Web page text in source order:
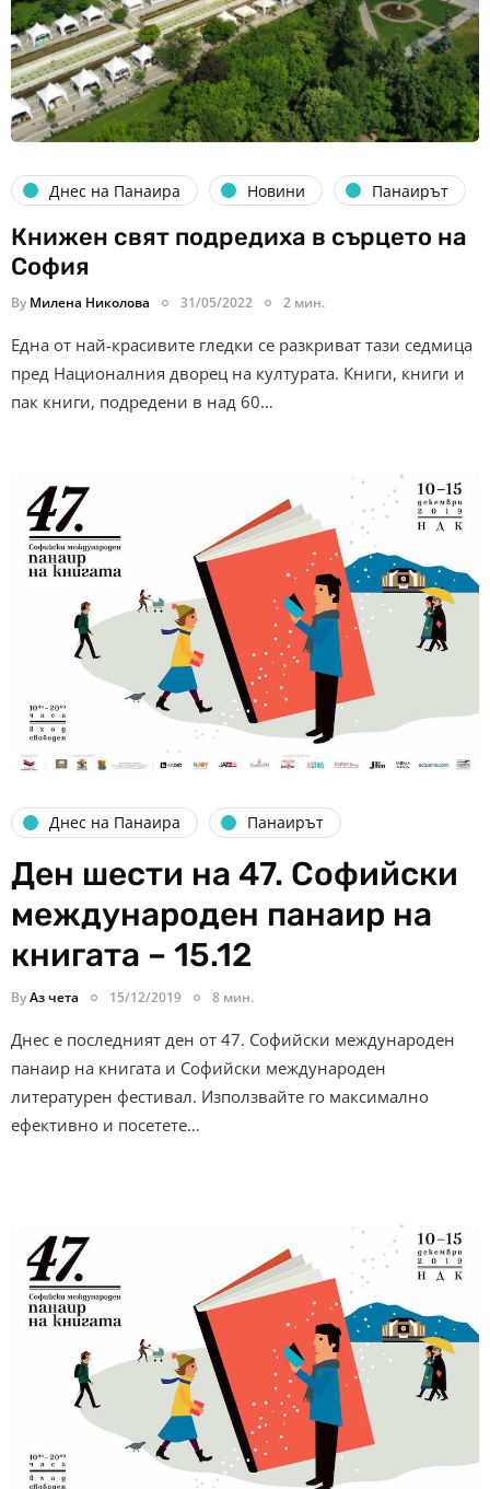
Днес на Панаира Новини Панаирът
Книжен свят подредиха в сърцето на
София
By Милена Николова 31/05/2022 2 мин.
Една от най-красивите гледки се разкриват тази седмица
пред Националния дворец на културата. Книги, книги и
пак книги, подредени в над 60…
Днес на Панаира Панаирът
Ден шести на 47. Софийски
международен панаир на
книгата – 15.12
ByАз чета 15/12/2019 8 мин.
Днес е последният ден от 47. Софийски международен
панаир на книгата и Софийски международен
литературен фестивал. Използвайте го максимално
ефективно и посетете…